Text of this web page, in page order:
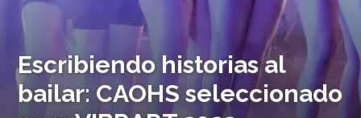
Escribiendo historias al
bailar: CAOHS seleccionado